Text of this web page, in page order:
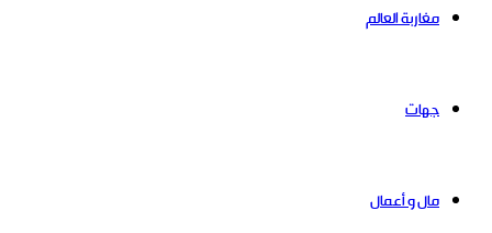
مغاربة العالم
جهات
مال و أعمال